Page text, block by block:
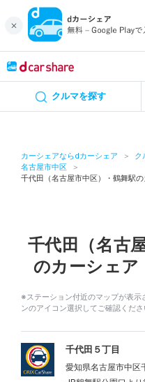
クルマを探す
カーシェアならdカーシェア ク
名古屋市中区
千代田（名古屋市中区）・鶴舞駅
千代田（名古
のカーシェア
※ステーション付近のマップが表示
ンのアイコン選択してご確認くださ
千代田５丁目
愛知県名古屋市中区
カーシェ
よくあ
特集